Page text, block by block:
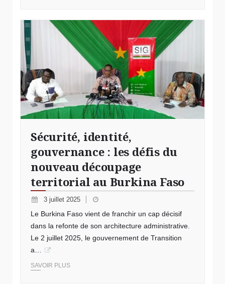
Sécurité, identité,
gouvernance : les défis du
nouveau découpage
territorial au Burkina Faso
3 juillet 2025
Le Burkina Faso vient de franchir un cap décisif
dans la refonte de son architecture administrative.
Le 2 juillet 2025, le gouvernement de Transition
a…
SAVOIR PLUS